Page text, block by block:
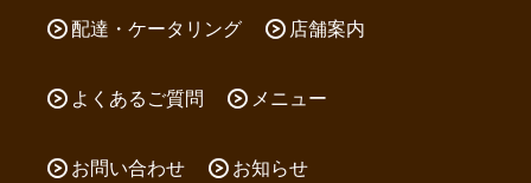
配達・ケータリング 店舗案内
よくあるご質問 メニュー
お問い合わせ お知らせ